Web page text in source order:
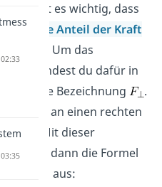
Hier ist es wichtig, dass
Anteil der Kraft
wird. Um das
findest du dafür in
auch die Bezeichnung
.
soll an einen rechten
Mit dieser
sieht dann die Formel
p so aus: